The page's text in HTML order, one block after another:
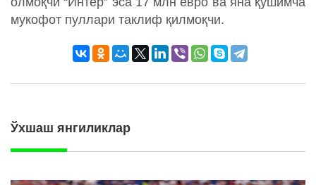
мукофот пуллари таклиф қилмоқчи.
Ўхшаш янгиликлар